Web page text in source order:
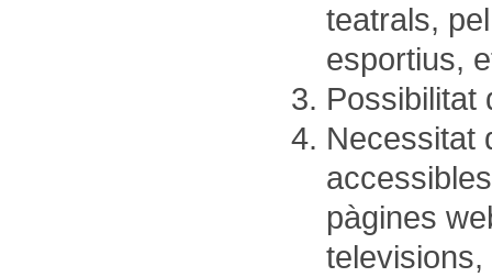
teatrals,
esportius,
Possibilitat
Necessitat
pàgines